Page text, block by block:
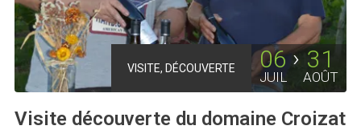
VISITE, DÉCOUVERTE 06
JUIL
31
AOÛT
Visite découverte du domaine Croizat